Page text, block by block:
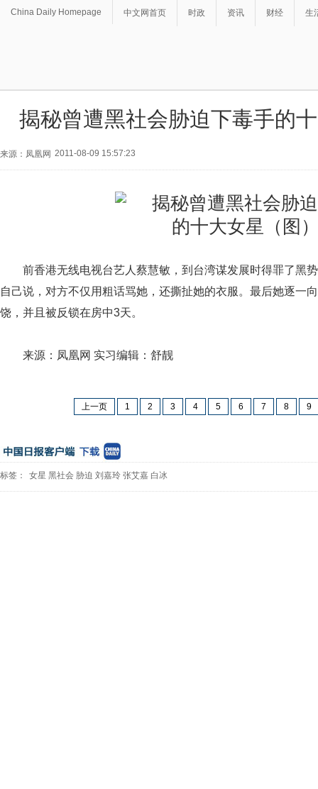
China Daily Homepage 中文网首页 时政 资讯 财经 生
揭秘曾遭黑社会胁迫下毒手的
来源：凤凰网 2011-08-09 15:57:23
前香港无线电视台艺人蔡慧敏，到台湾谋发展时得罪了黑
自己说，对方不仅用粗话骂她，还撕扯她的衣服。最后她逐一
饶，并且被反锁在房中3天。
来源：凤凰网 实习编辑：舒靓
上一页 1 2 3 4 5 6 7 8 9
标签： 女星 黑社会 胁迫 刘嘉玲 张艾嘉 白冰